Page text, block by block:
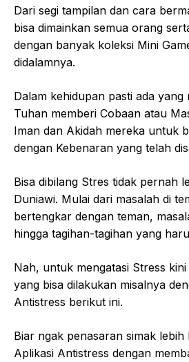
Dari segi tampilan dan cara
bisa dimainkan semua orang
dengan banyak koleksi Mini
didalamnya.
Dalam kehidupan pasti ada yang
Tuhan memberi Cobaan atau
Iman dan Akidah mereka untuk
dengan Kebenaran yang telah
Bisa dibilang Stres tidak pernah
Duniawi. Mulai dari masalah di
bertengkar dengan teman,
hingga tagihan-tagihan yang
Nah, untuk mengatasi Stress
yang bisa dilakukan misalnya
Antistress berikut ini.
Biar ngak penasaran simak lebih
Aplikasi Antistress dengan